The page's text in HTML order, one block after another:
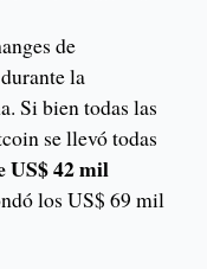
de
la
Si bien todas las
se llevó todas
US$ 42 mil
los US$ 69 mil